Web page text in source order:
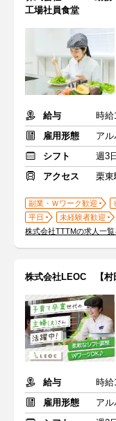
工場社員食堂
給与
時給
雇用形態
アル
シフト
週3
アクセス
栗東
副業・Ｗワーク歓迎
平日
未経験者歓迎
株式会社TTTMの求人一覧
株式会社LEOC 【村
給与
時給
雇用形態
アル